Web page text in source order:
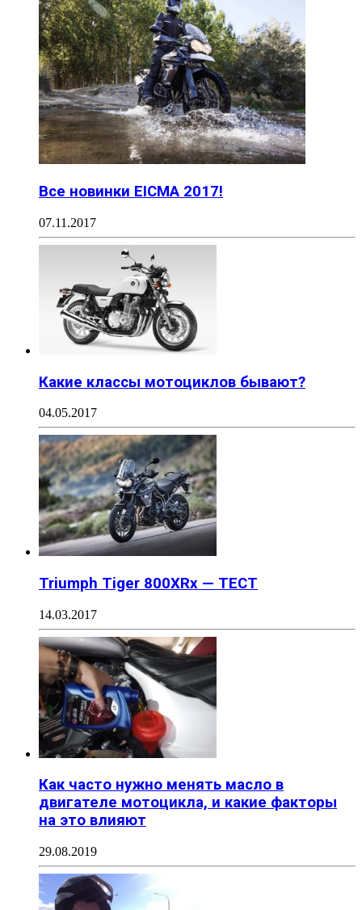
Все новинки EICMA 2017!
07.11.2017
Какие классы мотоциклов бывают?
04.05.2017
Triumph Tiger 800XRx — ТЕСТ
14.03.2017
Как часто нужно менять масло в
двигателе мотоцикла, и какие факторы
на это влияют
29.08.2019